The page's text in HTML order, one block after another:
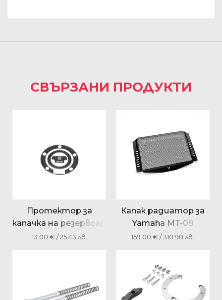
СВЪРЗАНИ ПРОДУКТИ
Протектор за
капачка на резервоар
Yamaha
13.00 € / 25.43 лв.
Капак радиатор за
Yamaha MT-09
BS2FFRADC000
159.00 € / 310.98 лв.